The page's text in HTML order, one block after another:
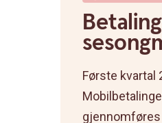
Første kvartal
gjennomføres